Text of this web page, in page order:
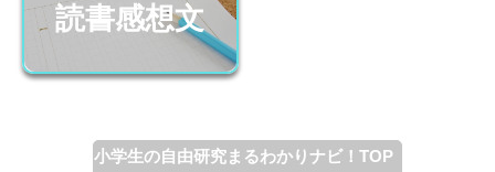
読書感想文
小学生の自由研究まるわかりナビ！TOP